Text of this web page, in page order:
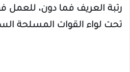
رتبة العريف فما دون، للعمل
تحت لواء القوات المسلحة